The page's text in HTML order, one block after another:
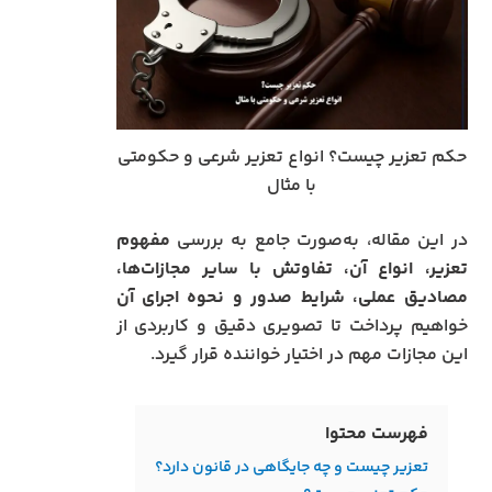
حکم تعزیر چیست؟ انواع تعزیر شرعی و حکومتی
با مثال
در این مقاله، به‌صورت جامع به بررسی مفهوم
تعزیر، انواع آن، تفاوتش با سایر مجازات‌ها،
مصادیق عملی، شرایط صدور و نحوه اجرای آن
خواهیم پرداخت تا تصویری دقیق و کاربردی از
این مجازات مهم در اختیار خواننده قرار گیرد.
فهرست محتوا
تعزیر چیست و چه جایگاهی در قانون دارد؟